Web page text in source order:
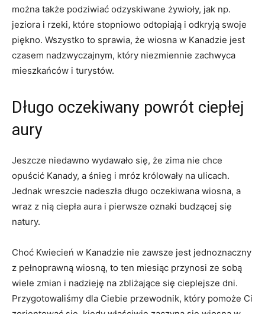
można także podziwiać odzyskiwane żywioły, jak‍ np.
jeziora ⁢i ⁢rzeki, które stopniowo odtopiają i‍ odkryją⁢ swoje
piękno. Wszystko to sprawia, że⁣ wiosna w Kanadzie jest
czasem nadzwyczajnym, który niezmiennie‌ zachwyca
mieszkańców i turystów.
Długo oczekiwany powrót ciepłej⁤
aury
Jeszcze niedawno wydawało się, że zima nie chce
opuścić Kanady, a śnieg i mróz⁤ królowały na ​ulicach.
‌Jednak wreszcie nadeszła długo oczekiwana wiosna, a
wraz⁢ z nią⁢ ciepła aura⁣ i pierwsze oznaki budzącej​ się
natury.
Choć Kwiecień w Kanadzie nie zawsze jest ‍jednoznaczny
z pełnoprawną⁤ wiosną, to ten miesiąc przynosi ze sobą
⁤wiele zmian i nadzieję na zbliżające się cieplejsze dni.
Przygotowaliśmy dla ⁢Ciebie przewodnik, który pomoże Ci